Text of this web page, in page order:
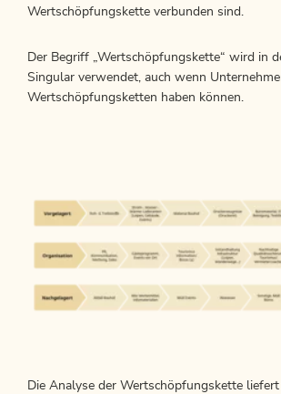
Wertschöpfungskette verbunden sind.
Der Begriff „Wertschöpfungskette“ wird in
Singular verwendet, auch wenn
Wertschöpfungsketten haben können.
Die Analyse der Wertschöpfungskette liefert